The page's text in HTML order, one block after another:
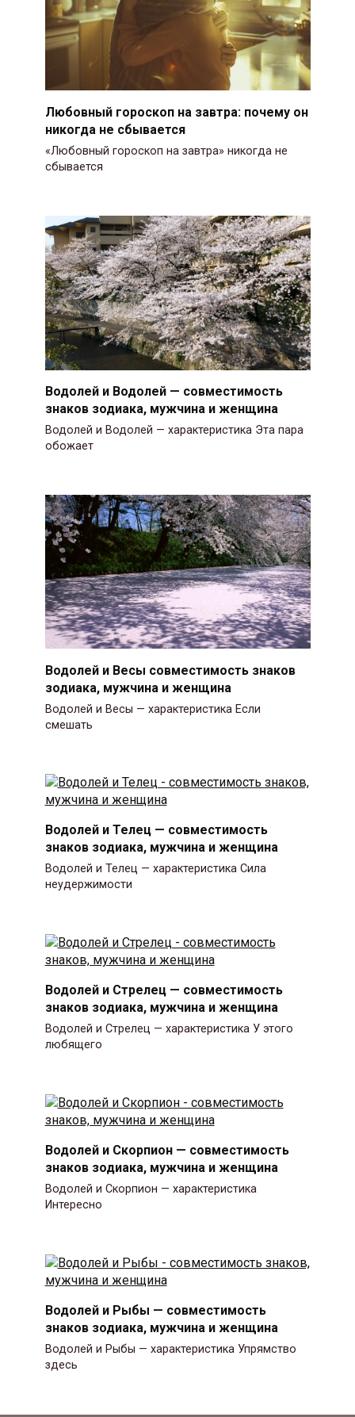
Любовный гороскоп на завтра: почему он
никогда не сбывается
«Любовный гороскоп на завтра» никогда не
сбывается
Водолей и Водолей — совместимость
знаков зодиака, мужчина и женщина
Водолей и Водолей — характеристика Эта пара
обожает
Водолей и Весы совместимость знаков
зодиака, мужчина и женщина
Водолей и Весы — характеристика Если
смешать
Водолей и Телец — совместимость
знаков зодиака, мужчина и женщина
Водолей и Телец — характеристика Сила
неудержимости
Водолей и Стрелец — совместимость
знаков зодиака, мужчина и женщина
Водолей и Стрелец — характеристика У этого
любящего
Водолей и Скорпион — совместимость
знаков зодиака, мужчина и женщина
Водолей и Скорпион — характеристика
Интересно
Водолей и Рыбы — совместимость
знаков зодиака, мужчина и женщина
Водолей и Рыбы — характеристика Упрямство
здесь